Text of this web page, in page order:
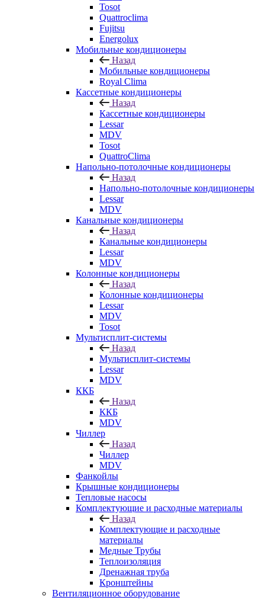
Tosot
Quattroclima
Fujitsu
Energolux
Мобильные кондиционеры
Назад
Мобильные кондиционеры
Royal Clima
Кассетные кондиционеры
Назад
Кассетные кондиционеры
Lessar
MDV
Tosot
QuattroClima
Напольно-потолочные кондиционеры
Назад
Напольно-потолочные кондиционеры
Lessar
MDV
Канальные кондиционеры
Назад
Канальные кондиционеры
Lessar
MDV
Колонные кондиционеры
Назад
Колонные кондиционеры
Lessar
MDV
Tosot
Мультисплит-системы
Назад
Мультисплит-системы
Lessar
MDV
ККБ
Назад
ККБ
MDV
Чиллер
Назад
Чиллер
MDV
Фанкойлы
Крышные кондиционеры
Тепловые насосы
Комплектующие и расходные материалы
Назад
Комплектующие и расходные
материалы
Медные Трубы
Теплоизоляция
Дренажная труба
Кронштейны
Вентиляционное оборудование